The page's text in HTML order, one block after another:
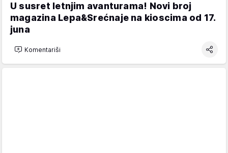
U susret letnjim avanturama! Novi broj
magazina Lepa&Srećnaje na kioscima od 17.
juna
Komentariši